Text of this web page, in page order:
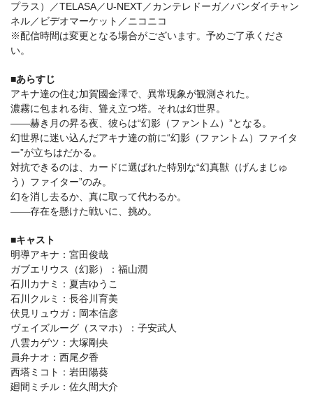
プラス）／TELASA／U-NEXT／カンテレドーガ／バンダイチャン
ネル／ビデオマーケット／ニコニコ
※配信時間は変更となる場合がございます。予めご了承くださ
い。
■あらすじ
アキナ達の住む加賀國金澤で、異常現象が観測された。
濃霧に包まれる街、聳え立つ塔。それは幻世界。
――赫き月の昇る夜、彼らは“幻影（ファントム）”となる。
幻世界に迷い込んだアキナ達の前に“幻影（ファントム）ファイタ
ー”が立ちはだかる。
対抗できるのは、カードに選ばれた特別な“幻真獣（げんまじゅ
う）ファイター”のみ。
幻を消し去るか、真に取って代わるか。
――存在を懸けた戦いに、挑め。
■キャスト
明導アキナ：宮田俊哉
ガブエリウス（幻影）：福山潤
石川カナミ：夏吉ゆうこ
石川クルミ：長谷川育美
伏見リュウガ：岡本信彦
ヴェイズルーグ（スマホ）：子安武人
八雲カゲツ：大塚剛央
員弁ナオ：西尾夕香
西塔ミコト：岩田陽葵
廻間ミチル：佐久間大介